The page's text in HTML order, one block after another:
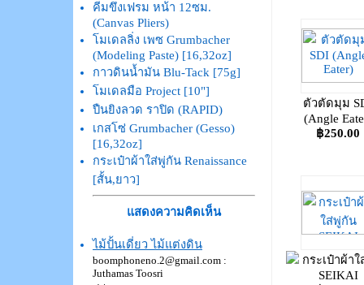
คีมขึงเฟรม หน้า 12ซม.
(Canvas Pliers)
โมเดลลิ่ง เพซ Grumbacher
(Modeling Paste) [16,32oz]
กาวดินน้ำมัน Blu-Tack [75g]
โมเดลมือ Project [10"]
ปืนยิงลวด ราปิด (RAPID)
เกสโซ่ Grumbacher (Gesso)
[16,32oz]
กระเป๋าผ้าใส่พู่กัน Renaissance
[สั้น,ยาว]
แสดงความคิดเห็น
ไม้ปั้นเดี่ยว ไม้แต่งดิน
boomphoneno.2@gmail.com :
Juthamas Toosri
ตัวตัดมุม
(Angle
฿250.00
กระเป๋าผ้า
SEIKAI